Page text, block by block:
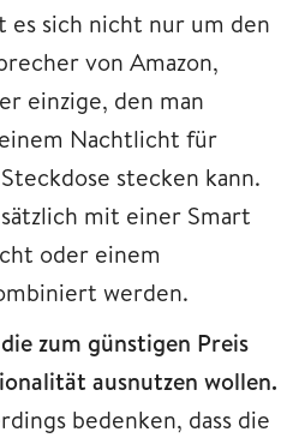
es sich nicht nur um den
von Amazon,
einzige, den man
Nachtlicht für
stecken kann.
mit einer Smart
oder einem
werden.
zum günstigen Preis
ausnutzen wollen.
bedenken, dass die